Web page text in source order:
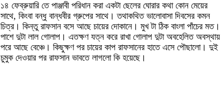
১৪ ফেব্রুয়ারি তে পাঞ্জাবী পরিধান করা একটা ছেলের ঘোরার কথা কোন মেয়ের
সাথে, কিংবা বন্ধু বান্ধবীর গ্রুপের সাথে। তথাকথিত ভালোবাসা দিবসের কমন
চিত্র। কিন্তু রাফসান বসে আছে চায়ের দোকানে। মুখ টা ঠিক বাংলা পাঁচের মত।
পাশে দুটা লাল গোলাপ। এতক্ষণ যত্ন করে রাখা গোলাপ দুটা অবহেলিত অবস্থায়
পরে আছে বেঞ্চে। কিছুক্ষণ পর চায়ের কাপ রাফসানের হাতে এসে পৌছালো। দুই
চুমুক দেওয়ার পর রাফসান ভাবতে লাগলো কি হয়েছে।